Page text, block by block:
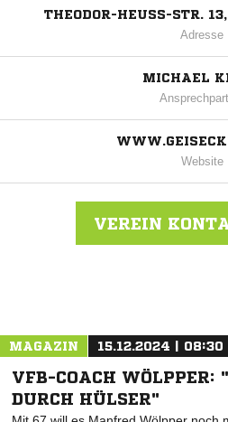
THEODOR-HEUSS-STR.
Adresse
MICHAEL
Website
VEREIN
MAGAZIN 15.12.2024 | 08:30
VFB-COACH WÖLPPER:
DURCH HÜLSER"